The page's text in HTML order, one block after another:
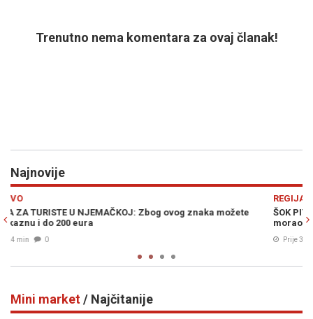
Trenutno nema komentara za ovaj članak!
Najnovije
ŠOK PITANJE ZA VUČIĆA U BEOGRADU: Oči u oči sa Zelenskim
morao odgovoriti na pitanje o namjerama Vladimira Putina
Prije 30 min
Mini market/ Najčitanije